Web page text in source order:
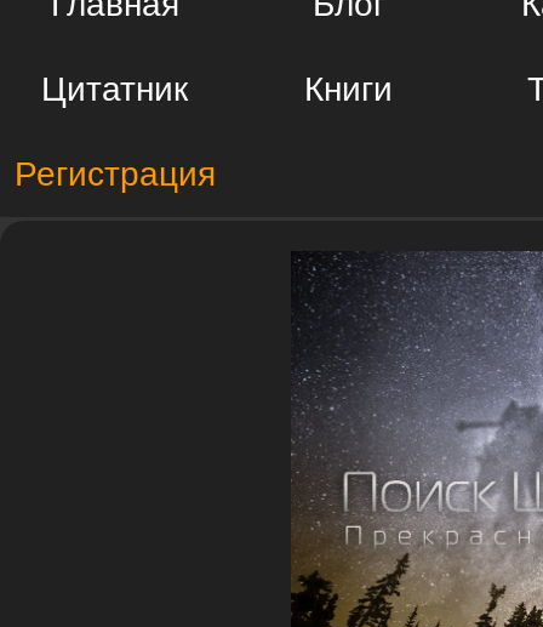
Цитатник Книги
Регистрация